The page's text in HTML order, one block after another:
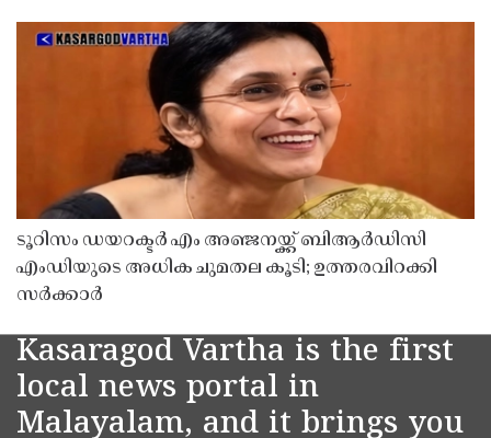
ടൂറിസം ഡയറക്ടർ എം അഞ്ജനയ്ക്ക് ബിആർഡിസി
എംഡിയുടെ അധിക ചുമതല കൂടി; ഉത്തരവിറക്കി
സർക്കാർ
Kasaragod Vartha is the first
local news portal in
Malayalam, and it brings you